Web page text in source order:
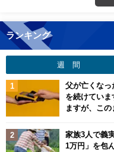
ランキング
週 間
父が亡くなっ
を続けてい
ますが、こ
家族3人で義
1万円」を包